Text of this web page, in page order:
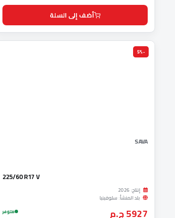
أضف إلى السلة
-5%
SAVA
225/60 R17 V
إنتاج: 2026
بلد المنشأ: سلوفينيا
5927 ج.م متوفر